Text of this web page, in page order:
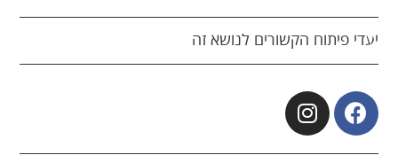
יעדי פיתוח הקשורים לנושא זה